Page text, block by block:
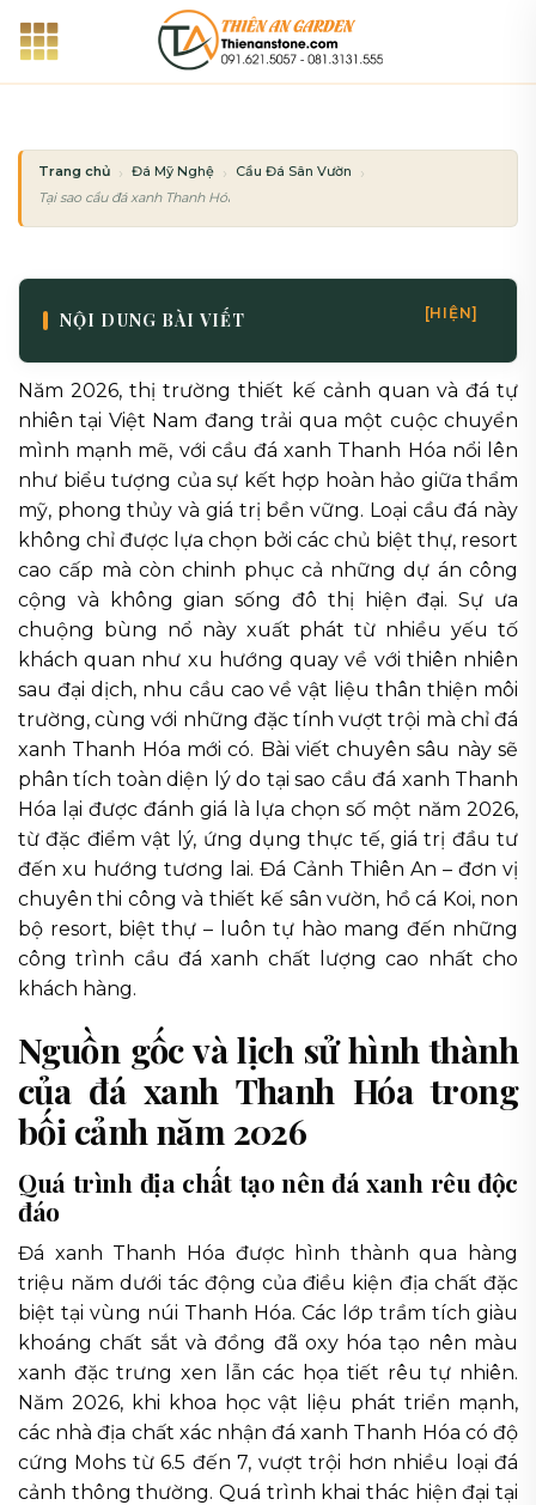
qua
Trang chủ Đá Mỹ Nghệ
Cầu Đá Sân Vườn
Tại sao cầu đá xanh Thanh Hóa lại được ưa chuộng nhất năm 2026?
NỘI DUNG BÀI VIẾT [HIỆN]
Năm 2026, thị trường thiết kế cảnh quan và đá tự
nhiên tại Việt Nam đang trải qua một cuộc chuyển
mình mạnh mẽ, với cầu đá xanh Thanh Hóa nổi lên
như biểu tượng của sự kết hợp hoàn hảo giữa thẩm
mỹ, phong thủy và giá trị bền vững. Loại cầu đá này
không chỉ được lựa chọn bởi các chủ biệt thự, resort
cao cấp mà còn chinh phục cả những dự án công
cộng và không gian sống đô thị hiện đại. Sự ưa
chuộng bùng nổ này xuất phát từ nhiều yếu tố
khách quan như xu hướng quay về với thiên nhiên
sau đại dịch, nhu cầu cao về vật liệu thân thiện môi
trường, cùng với những đặc tính vượt trội mà chỉ đá
xanh Thanh Hóa mới có. Bài viết chuyên sâu này sẽ
phân tích toàn diện lý do tại sao cầu đá xanh Thanh
Hóa lại được đánh giá là lựa chọn số một năm 2026,
từ đặc điểm vật lý, ứng dụng thực tế, giá trị đầu tư
đến xu hướng tương lai. Đá Cảnh Thiên An – đơn vị
chuyên thi công và thiết kế sân vườn, hồ cá Koi, non
bộ resort, biệt thự – luôn tự hào mang đến những
công trình cầu đá xanh chất lượng cao nhất cho
khách hàng.
Nguồn gốc và lịch sử hình thành
của đá xanh Thanh Hóa trong
bối cảnh năm 2026
Quá trình địa chất tạo nên đá xanh rêu độc
đáo
Đá xanh Thanh Hóa được hình thành qua hàng
triệu năm dưới tác động của điều kiện địa chất đặc
biệt tại vùng núi Thanh Hóa. Các lớp trầm tích giàu
khoáng chất sắt và đồng đã oxy hóa tạo nên màu
xanh đặc trưng xen lẫn các họa tiết rêu tự nhiên.
Năm 2026, khi khoa học vật liệu phát triển mạnh,
các nhà địa chất xác nhận đá xanh Thanh Hóa có độ
cứng Mohs từ 6.5 đến 7, vượt trội hơn nhiều loại đá
cảnh thông thường. Quá trình khai thác hiện đại tại